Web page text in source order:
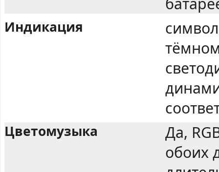
Индикация
Цветомузыка
Да,
обоих